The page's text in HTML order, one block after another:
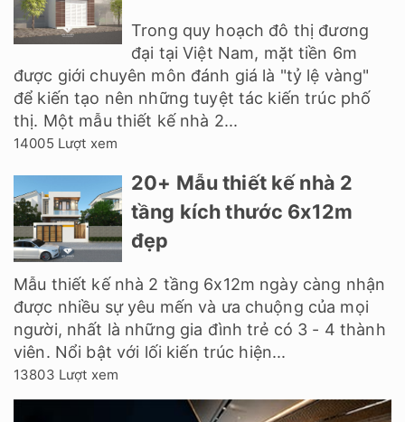
Trong quy hoạch đô thị đương
đại tại Việt Nam, mặt tiền 6m
được giới chuyên môn đánh giá là "tỷ lệ vàng"
để kiến tạo nên những tuyệt tác kiến trúc phố
thị. Một mẫu thiết kế nhà 2...
14005 Lượt xem
20+ Mẫu thiết kế nhà 2
tầng kích thước 6x12m
đẹp
Mẫu thiết kế nhà 2 tầng 6x12m ngày càng nhận
được nhiều sự yêu mến và ưa chuộng của mọi
người, nhất là những gia đình trẻ có 3 - 4 thành
viên. Nổi bật với lối kiến trúc hiện...
13803 Lượt xem